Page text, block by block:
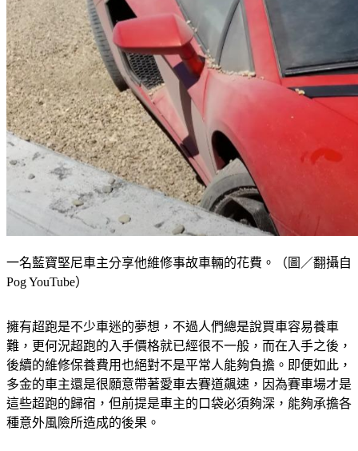
一名藍寶堅尼車主分享他維修事故車輛的花費。（圖／翻攝自
擁有超跑是不少車迷的夢想，不過人們總是說買車容易養車
難，更何況超跑的入手價格就已經很不一般，而在入手之後，
後續的維修保養費用也絕對不是平常人能夠負擔。即便如此，
多金的車主還是很願意帶著愛車去賽道飆速，因為賽車場才是
這些超跑的歸宿，但前提是車主的口袋必須夠深，能夠承擔各